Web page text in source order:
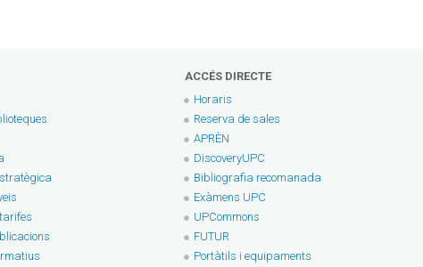
ACCÉS DIRECTE
Horaris
Reserva de sales
APRÈN
DiscoveryUPC
Bibliografia recomanada
Exàmens UPC
UPCommons
FUTUR
Portàtils i equipaments